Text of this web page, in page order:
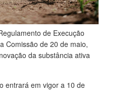
de Execução
Comissão de 20 de maio,
da substância ativa
entrará em vigor a 10 de